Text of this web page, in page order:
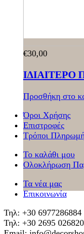
€30,00
ΙΔΙΑΙΤΕΡΟ
Προσθήκη στο
Όροι Χρήσης
Επιστροφές
Τρόποι
Το καλάθι μου
Ολοκλήρωση
Τα νέα μας
Επικοινωνία
Τηλ: +30 6977286884
Τηλ: +30 2695 026820